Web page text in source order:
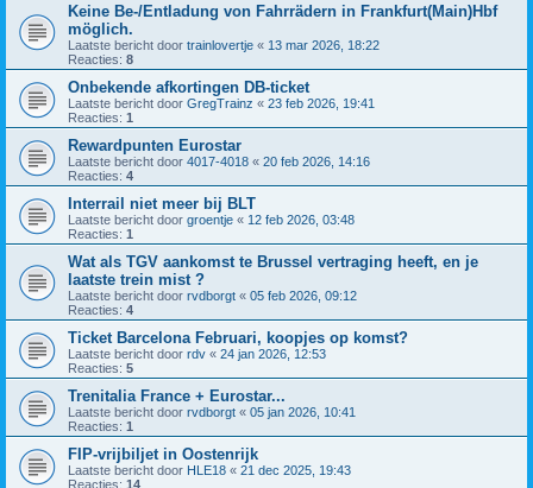
Keine Be-/Entladung von Fahrrädern in Frankfurt(Main)Hbf
möglich.
Laatste bericht door trainlovertje « 13 mar 2026, 18:22
Reacties: 8
Onbekende afkortingen DB-ticket
Laatste bericht door GregTrainz « 23 feb 2026, 19:41
Reacties: 1
Rewardpunten Eurostar
Laatste bericht door 4017-4018 « 20 feb 2026, 14:16
Reacties: 4
Interrail niet meer bij BLT
Laatste bericht door groentje « 12 feb 2026, 03:48
Reacties: 1
Wat als TGV aankomst te Brussel vertraging heeft, en je
laatste trein mist ?
Laatste bericht door rvdborgt « 05 feb 2026, 09:12
Reacties: 4
Ticket Barcelona Februari, koopjes op komst?
Laatste bericht door rdv « 24 jan 2026, 12:53
Reacties: 5
Trenitalia France + Eurostar...
Laatste bericht door rvdborgt « 05 jan 2026, 10:41
Reacties: 1
FIP-vrijbiljet in Oostenrijk
Laatste bericht door HLE18 « 21 dec 2025, 19:43
Reacties: 14